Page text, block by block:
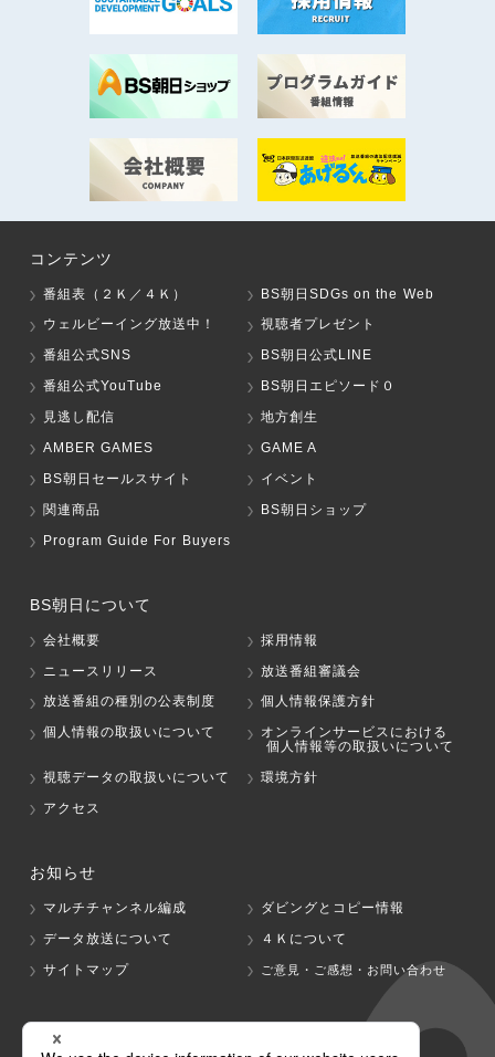
コンテンツ
番組表（２Ｋ／４Ｋ）
BS朝日SDGs on the Web
ウェルビーイング放送中！
視聴者プレゼント
番組公式SNS
BS朝日公式LINE
番組公式YouTube
BS朝日エピソード０
見逃し配信
地方創生
AMBER GAMES
GAME A
BS朝日セールスサイト
イベント
関連商品
BS朝日ショップ
Program Guide For Buyers
BS朝日について
会社概要
採用情報
ニュースリリース
放送番組審議会
放送番組の種別の公表制度
個人情報保護方針
個人情報の取扱いについて
オンラインサービスにおける
個人情報等の取扱いについて
視聴データの取扱いについて
環境方針
アクセス
お知らせ
マルチチャンネル編成
ダビングとコピー情報
データ放送について
４Ｋについて
サイトマップ
ご意見・ご感想・お問い合わせ
グループ会社